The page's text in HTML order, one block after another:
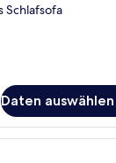
Schlafsofa
Daten
Ein